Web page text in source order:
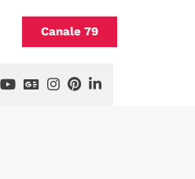
Canale 79